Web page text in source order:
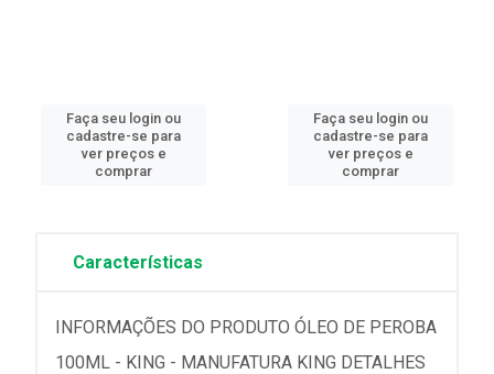
Faça seu login ou
cadastre-se para
ver preços e
comprar
Faça seu login ou
cadastre-se para
ver preços e
comprar
Características
INFORMAÇÕES DO PRODUTO ÓLEO DE PEROBA
100ML - KING - MANUFATURA KING DETALHES